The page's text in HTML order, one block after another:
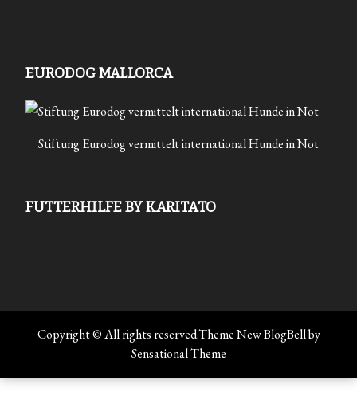
EURODOG MALLORCA
Stiftung Eurodog vermittelt international Hunde in Not
FUTTERHILFE BY KARITATO
Copyright © All rights reserved.Theme New BlogBell by
Sensational Theme